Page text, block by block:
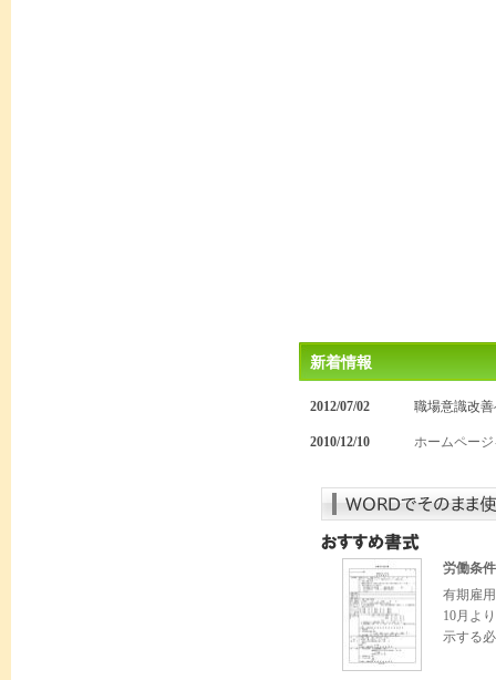
新着情報
2012/07/02 職場意識改善
2010/12/10 ホームペー
労働条
有期雇
10月よ
示する